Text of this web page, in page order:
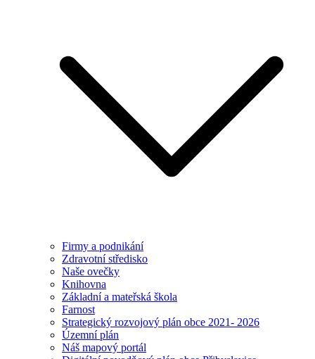
Firmy a podnikání
Zdravotní středisko
Naše ovečky
Knihovna
Základní a mateřská škola
Farnost
Strategický rozvojový plán obce 2021- 2026
Územní plán
Náš mapový portál